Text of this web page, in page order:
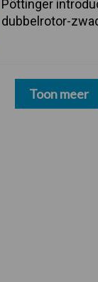
Pöttinger
dubbelrotor-
Toon meer